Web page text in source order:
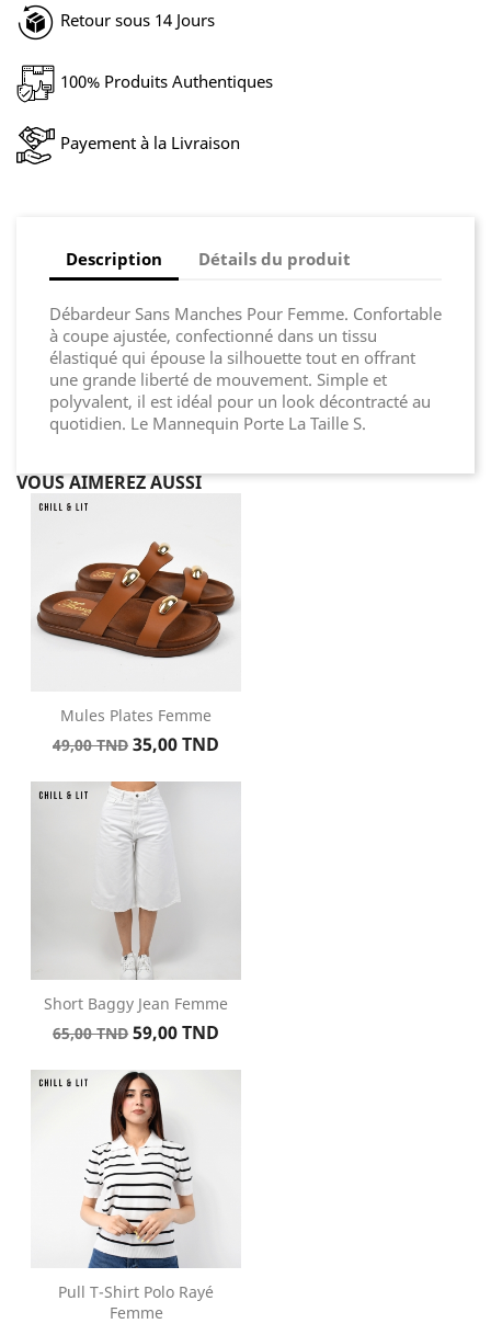
Retour sous 14 Jours
100% Produits Authentiques
Payement à la Livraison
Description Détails du produit
Débardeur Sans Manches Pour Femme. Confortable
à coupe ajustée, confectionné dans un tissu
élastiqué qui épouse la silhouette tout en offrant
une grande liberté de mouvement. Simple et
polyvalent, il est idéal pour un look décontracté au
quotidien. Le Mannequin Porte La Taille S.
VOUS AIMEREZ AUSSI
Mules Plates Femme
Prix
base
49,00 TND Prix
35,00 TND
Short Baggy Jean Femme
Prix
base
65,00 TND Prix
59,00 TND
Pull T-Shirt Polo Rayé
Femme